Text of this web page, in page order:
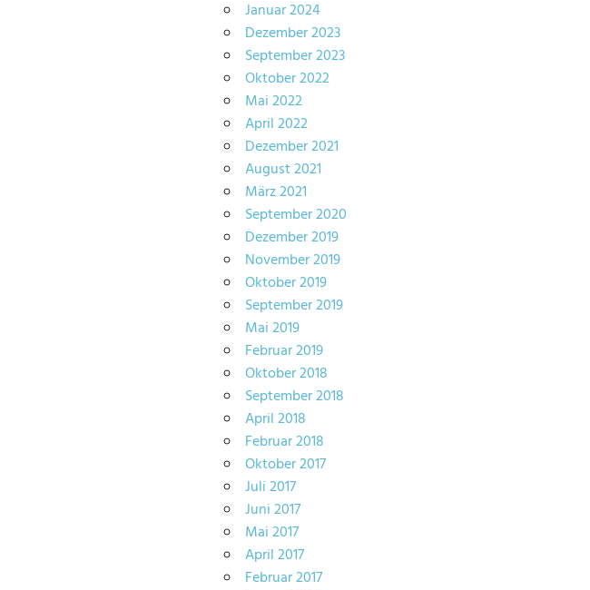
Januar 2024
Dezember 2023
September 2023
Oktober 2022
Mai 2022
April 2022
Dezember 2021
August 2021
März 2021
September 2020
Dezember 2019
November 2019
Oktober 2019
September 2019
Mai 2019
Februar 2019
Oktober 2018
September 2018
April 2018
Februar 2018
Oktober 2017
Juli 2017
Juni 2017
Mai 2017
April 2017
Februar 2017